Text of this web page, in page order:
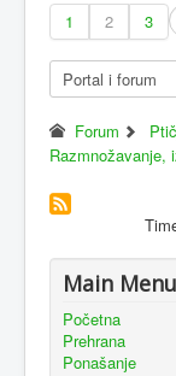
1 2 3
Forum
Razmnožavanje,
Main Menu
Početna
Prehrana
Ponašanje